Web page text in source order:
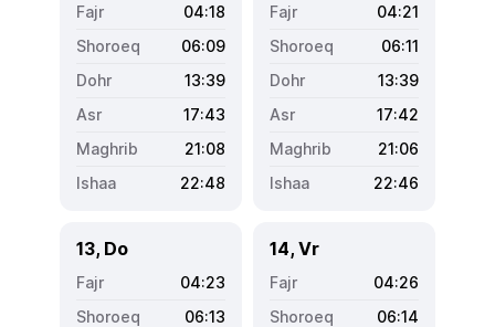
04:18
06:09
13:39
17:43
21:08
22:48
04:21
06:11
13:39
17:42
21:06
22:46
13, Do
04:23
06:13
14, Vr
04:26
06:14